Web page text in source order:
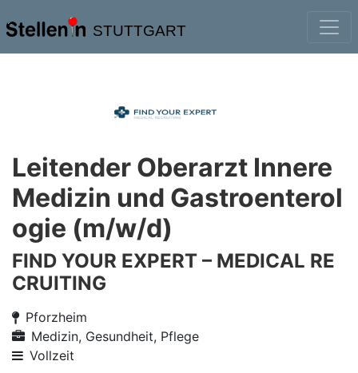
STUTTGART
Leitender Oberarzt Innere
Medizin und Gastroenterol
ogie (m/w/d)
FIND YOUR EXPERT – MEDICAL RE
CRUITING
Pforzheim
Medizin, Gesundheit, Pflege
Vollzeit